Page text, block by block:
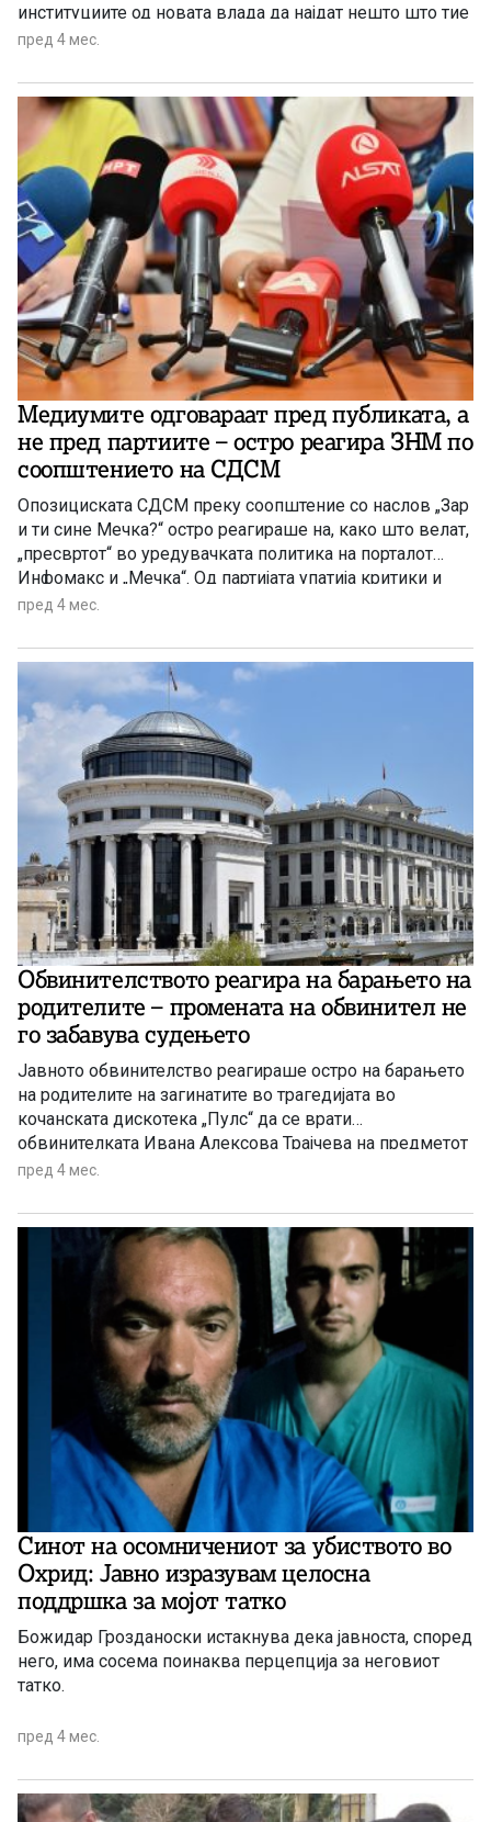
институциите од новата влада да најдат нешто што тие
не го нашле и што не постои. Сѐ може да се смени,
реакцијата на Македонската асоцијација на новинари
(МАН).
пред 4 мес.
Медиумите одговараат пред публиката, а
не пред партиите – остро реагира ЗНМ по
соопштението на СДСМ
Опозициската СДСМ преку соопштение со наслов „Зар
и ти сине Мечка?“ остро реагираше на, како што велат,
„пресвртот“ во уредувачката политика на порталот
Инфомакс и „Мечка“. Од партијата упатија критики и
кон новинарот Александар Митовски, обвинувајќи
претседателот Венко Филипче.
пред 4 мес.
Обвинителството реагира на барањето на
родителите – промената на обвинител не
го забавува судењето
Јавното обвинителство реагираше остро на барањето
на родителите на загинатите во трагедијата во
кочанската дискотека „Пулс“ да се врати
обвинителката Ивана Алексова Трајчева на предметот
против обвинетите полицајци.
пред 4 мес.
Синот на осомничениот за убиството во
Охрид: Јавно изразувам целосна
поддршка за мојот татко
Божидар Грозданоски истакнува дека јавноста, според
него, има сосема поинаква перцепција за неговиот
татко.
пред 4 мес.